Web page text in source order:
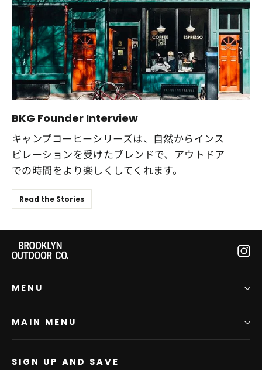
BKG Founder Interview
キャンプコーヒーシリーズは、自然からインス
ピレーションを受けたブレンドで、アウトドア
での時間をより楽しくしてくれます。
Read the Stories
MENU
MAIN MENU
SIGN UP AND SAVE